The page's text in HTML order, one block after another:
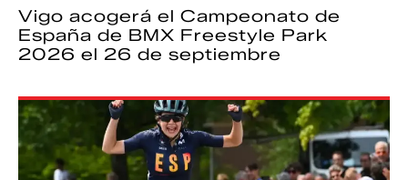
Vigo acogerá el Campeonato de
España de BMX Freestyle Park
2026 el 26 de septiembre